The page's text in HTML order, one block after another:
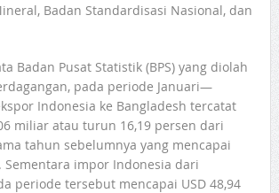
Badan Standardisasi Nasional, dan
Badan Pusat Statistik (BPS) yang diolah
pada periode Januari—
Indonesia ke Bangladesh tercatat
miliar atau turun 16,19 persen dari
tahun sebelumnya yang mencapai
Sementara impor Indonesia dari
periode tersebut mencapai USD 48,94